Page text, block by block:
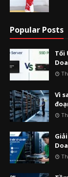
Popular Posts
Tối
Vì